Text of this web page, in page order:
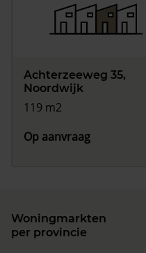
Achterzeeweg 35,
Noordwijk
119 m2
Op aanvraag
Woningmarkten
per provincie